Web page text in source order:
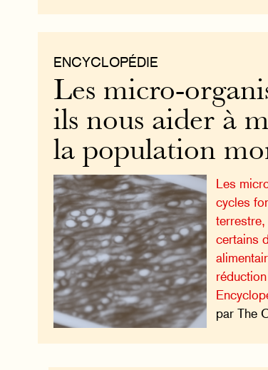
ENCYCLOPÉDIE
Les micro-
ils nous aider à
la population
Les
cycles
certains
par The